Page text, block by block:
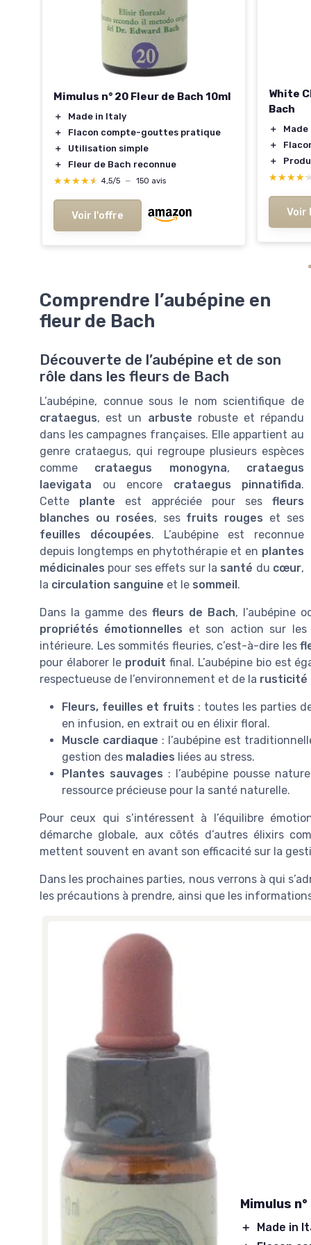
Mimulus n° 20 Fleur de Bach 10ml
＋
Made in Italy
＋
Flacon compte-gouttes pratique
＋
Utilisation simple
＋
Fleur de Bach reconnue
★★★★★
★★★★★ 4,5/5 — 150 avis
Voir l'offre
White
Bach
＋
＋
＋
Voir
Comprendre l’aubépine en
fleur de Bach
Découverte de l’aubépine et de son
rôle dans les fleurs de Bach
L’aubépine, connue sous le nom scientifique de
crataegus, est un arbuste robuste et répandu
dans les campagnes françaises. Elle appartient au
genre crataegus, qui regroupe plusieurs espèces
comme crataegus monogyna, crataegus
laevigata ou encore crataegus pinnatifida.
Cette plante est appréciée pour ses fleurs
blanches ou rosées, ses fruits rouges et ses
feuilles découpées. L’aubépine est reconnue
depuis longtemps en phytothérapie et en plantes
médicinales pour ses effets sur la santé du cœur,
la circulation sanguine et le sommeil .
Dans la gamme des fleurs de Bach, l’aubépine
propriétés émotionnelles et son action sur
intérieure. Les sommités fleuries, c’est-à-dire les
pour élaborer le produit final. L’aubépine bio est
respectueuse de l’environnement et de la rusticité
Fleurs, feuilles et fruits : toutes les parties
en infusion, en extrait ou en élixir floral.
Muscle cardiaque : l’aubépine est
gestion des maladies liées au stress.
Plantes sauvages : l’aubépine pousse
ressource précieuse pour la santé naturelle.
Pour ceux qui s’intéressent à l’équilibre
démarche globale, aux côtés d’autres élixirs
mettent souvent en avant son efficacité sur la
Dans les prochaines parties, nous verrons à qui
les précautions à prendre, ainsi que les
Mimulus
＋
Made in